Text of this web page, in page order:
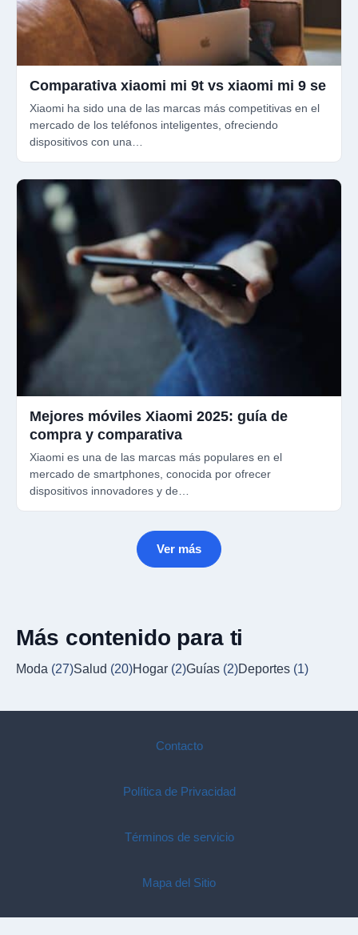
Comparativa xiaomi mi 9t vs xiaomi mi 9 se
Xiaomi ha sido una de las marcas más competitivas en el
mercado de los teléfonos inteligentes, ofreciendo
dispositivos con una…
Mejores móviles Xiaomi 2025: guía de
compra y comparativa
Xiaomi es una de las marcas más populares en el
mercado de smartphones, conocida por ofrecer
dispositivos innovadores y de…
Ver más
Más contenido para ti
Moda (27)Salud (20)Hogar (2)Guías (2)Deportes (1)
Contacto
Política de Privacidad
Términos de servicio
Mapa del Sitio